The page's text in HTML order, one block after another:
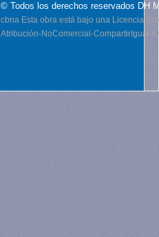
© Todos los derechos reservados DH
cbna Esta obra está bajo una Licencia
Atribución-NoComercial-CompartirIgual